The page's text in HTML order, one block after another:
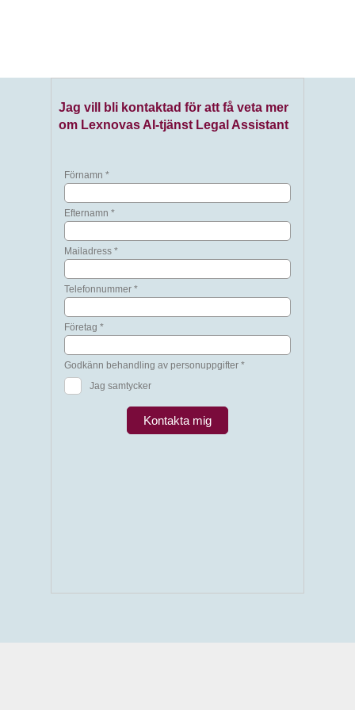
Jag vill bli kontaktad för att få veta mer
om Lexnovas AI-tjänst Legal Assistant